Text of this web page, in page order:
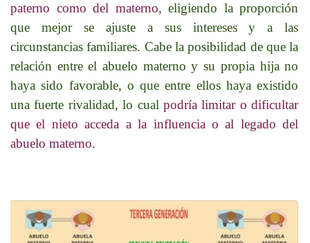
paterno como del materno, eligiendo la proporción
que mejor se ajuste a sus intereses y a las
circunstancias familiares. Cabe la posibilidad de que la
relación entre el abuelo materno y su propia hija no
haya sido favorable, o que entre ellos haya existido
una fuerte rivalidad, lo cualpodría limitar o dificultar
que el nieto acceda a la influencia o al legado del
abuelo materno.